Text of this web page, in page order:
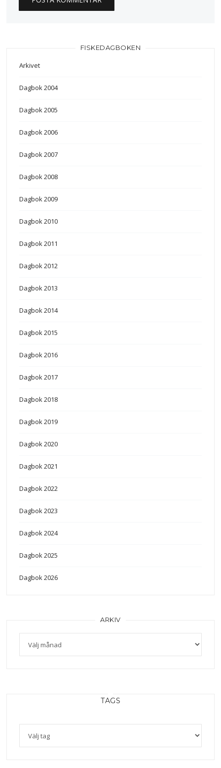
FISKEDAGBOKEN
Arkivet
Dagbok 2004
Dagbok 2005
Dagbok 2006
Dagbok 2007
Dagbok 2008
Dagbok 2009
Dagbok 2010
Dagbok 2011
Dagbok 2012
Dagbok 2013
Dagbok 2014
Dagbok 2015
Dagbok 2016
Dagbok 2017
Dagbok 2018
Dagbok 2019
Dagbok 2020
Dagbok 2021
Dagbok 2022
Dagbok 2023
Dagbok 2024
Dagbok 2025
Dagbok 2026
ARKIV
TAGS